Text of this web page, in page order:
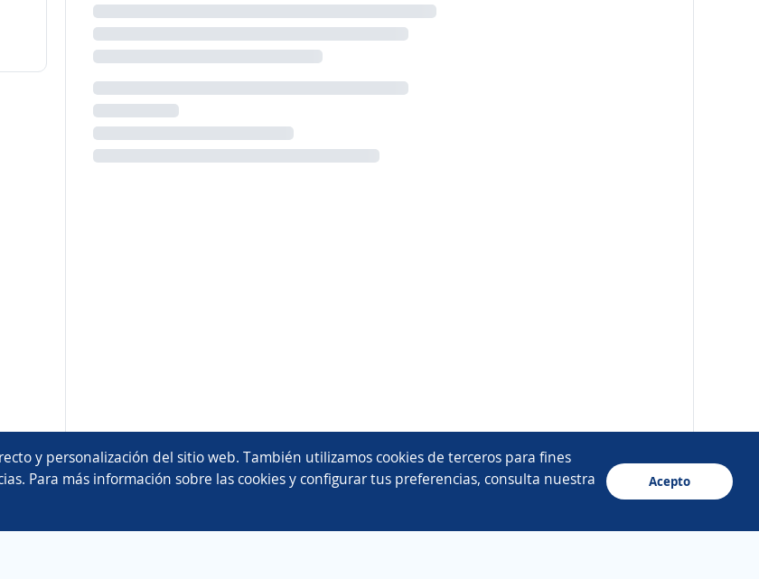
y personalización del sitio web. También utilizamos cookies de terceros para fines
Para más información sobre las cookies y configurar tus preferencias, consulta nuestra
Acepto